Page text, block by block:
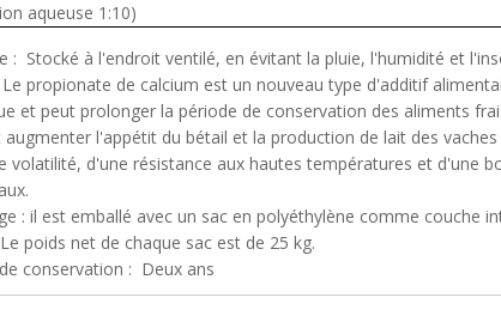
aqueuse 1:10)
: Stocké à l'endroit ventilé, en évitant la pluie, l'humidité et
Le propionate de calcium est un nouveau type d'additif
et peut prolonger la période de conservation des aliments
augmenter l'appétit du bétail et la production de lait des
volatilité, d'une résistance aux hautes températures et d'une
: il est emballé avec un sac en polyéthylène comme couche
poids net de chaque sac est de 25 kg.
conservation : Deux ans